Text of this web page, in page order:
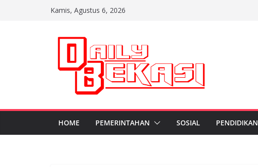
Kamis, Agustus 6, 2026
HOME PEMERINTAHAN SOSIAL PENDIDIKAN